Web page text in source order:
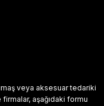
veya aksesuar tedariki
aşağıdaki formu